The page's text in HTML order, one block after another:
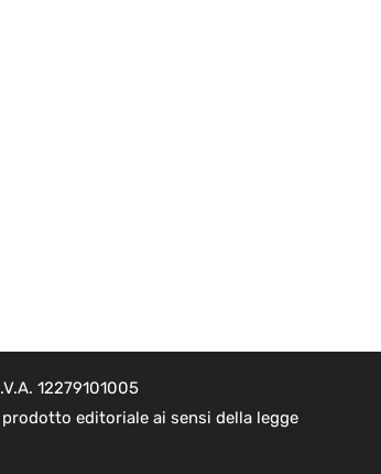
12279101005
editoriale ai sensi della legge